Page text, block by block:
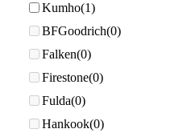
Kumho 1
BFGoodrich 0
Falken 0
Firestone 0
Fulda 0
Hankook 0